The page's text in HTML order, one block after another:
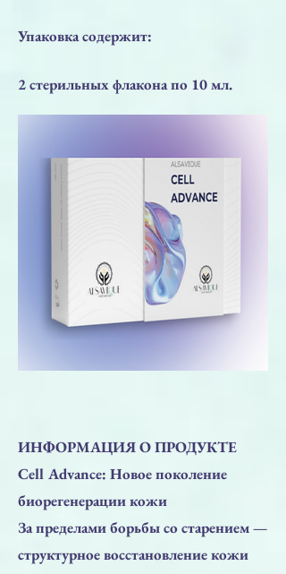
Упаковка содержит:
2 стерильных флакона по 10 мл.
ИНФОРМАЦИЯ О ПРОДУКТЕ
Cell Advance: Новое поколение
биорегенерации кожи
За пределами борьбы со старением —
структурное восстановление кожи